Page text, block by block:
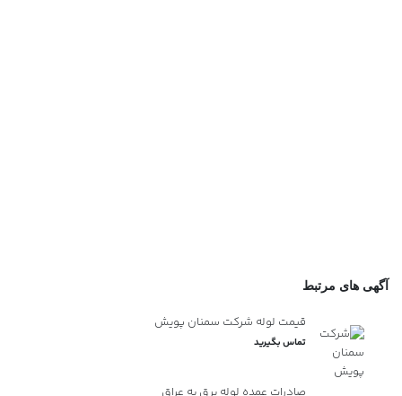
آگهی های مرتبط
قیمت لوله شرکت سمنان پویش
تماس بگیرید